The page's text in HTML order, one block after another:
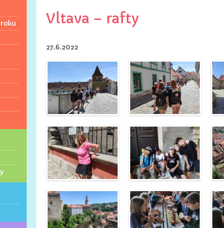
Vltava – rafty
27.6.2022